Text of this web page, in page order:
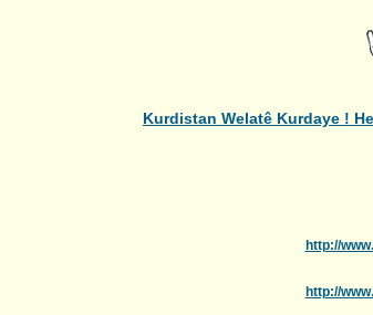
Kurdistan Welatê
http://
http://